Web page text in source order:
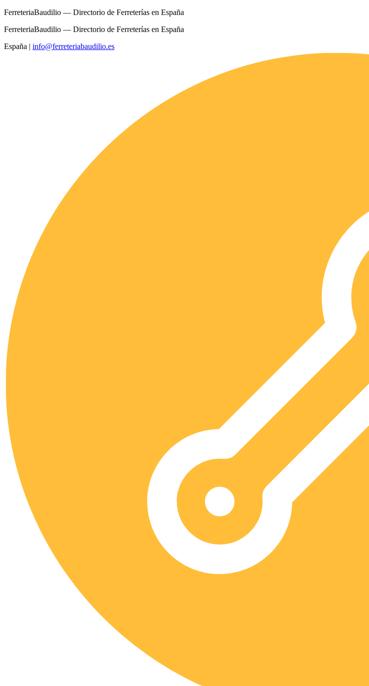
FerreteriaBaudilio — Directorio de Ferreterías en España
FerreteriaBaudilio — Directorio de Ferreterías en España
España | info@ferreteriabaudilio.es